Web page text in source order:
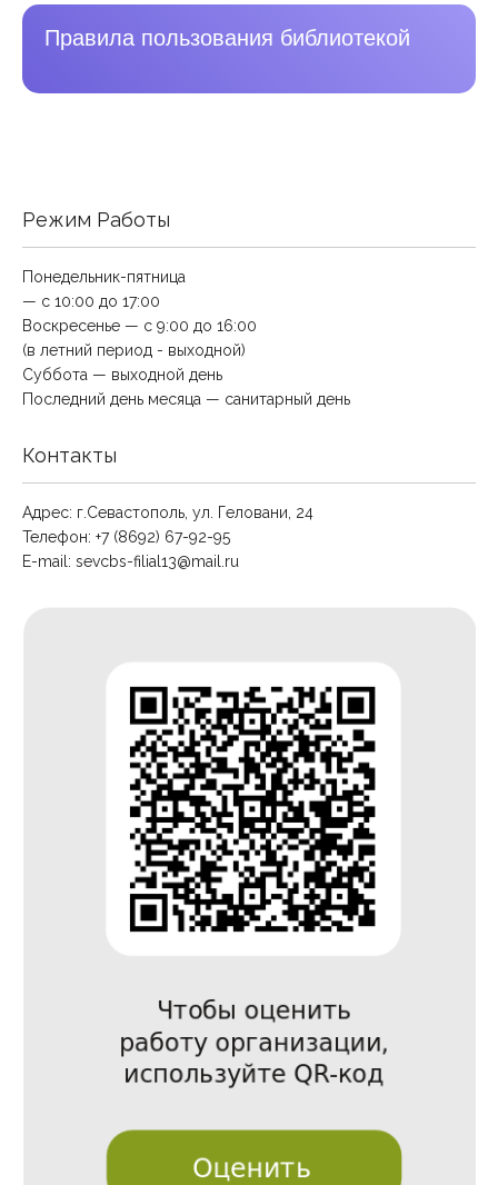
Правила пользования библиотекой
Режим Работы
Понедельник-пятница
— с 10:00 до 17:00
Воскресенье — с 9:00 до 16:00
(в летний период - выходной)
Суббота — выходной день
Последний день месяца — санитарный день
Контакты
Адрес: г.Севастополь, ул. Геловани, 24
Телефон: +7 (8692) 67-92-95
E-mail: sevcbs-filial13@mail.ru